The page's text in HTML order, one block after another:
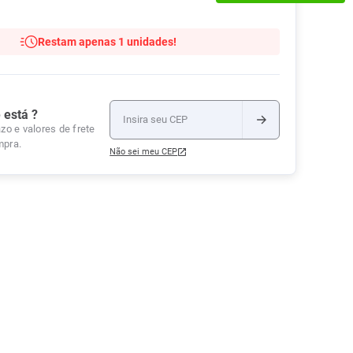
Umedecidas
Roupas Íntimas
Ver Tudo
Ver Tudo
Ver Tudo
Restam apenas 1 unidades!
está ?
e valores de frete
Não sei meu CEP